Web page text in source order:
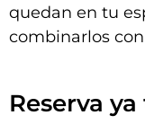
quedan en tu
combinarlos
Reserva